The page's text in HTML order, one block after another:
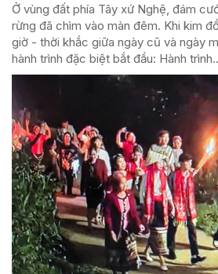
Ở vùng đất phía Tây xứ Nghệ, đám
rừng đã chìm vào màn đêm. Khi kim
giờ - thời khắc giữa ngày cũ và ngày
hành trình đặc biệt bắt đầu: Hành